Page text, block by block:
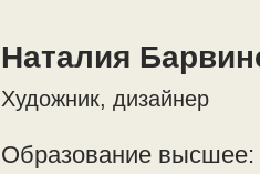
Наталия
Художник, дизайнер
Образование высшее: